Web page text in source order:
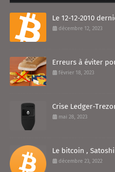
Le 12-12-2010
décembre 12, 2023
Erreurs à éviter
février 18, 2023
Crise Ledger-
mai 28, 2023
Le bitcoin ,
décembre 23, 2022